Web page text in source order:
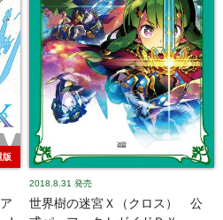
版
2018.8.31 発売
世界樹の迷宮Ｘ（クロス） 公